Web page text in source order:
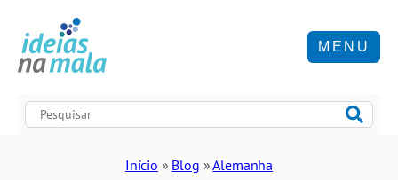
MENU
Início » Blog »Alemanha